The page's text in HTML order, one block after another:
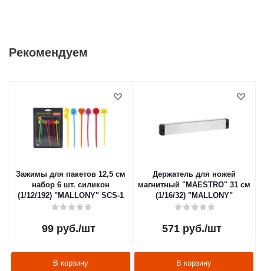
Рекомендуем
Зажимы для пакетов 12,5 см
набор 6 шт. силикон
(1/12/192) "MALLONY" SCS-1
99 руб./шт
В корзину
Держатель для ножей
магнитный "MAESTRO" 31 см
(1/16/32) "MALLONY"
571 руб./шт
В корзину